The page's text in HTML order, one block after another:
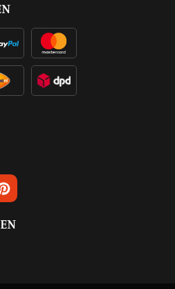
OP LINKEDIN
VOLG ONS OP PINTEREST